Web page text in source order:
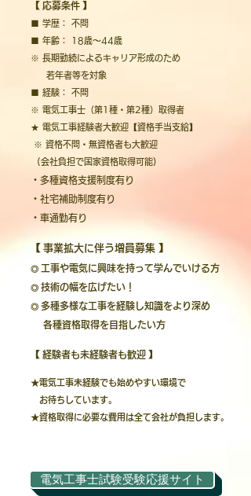
【 応募条件 】
■ 学歴： 不問
■ 年齢： 18歳〜44歳
※ 長期勤続によるキャリア形成のため
若年者等を対象
■ 経験： 不問
※ 電気工事士（第1種・第2種）取得者
★ 電気工事経験者大歓迎【資格手当支給】
※ 資格不問・無資格者も大歓迎
(会社負担で国家資格取得可能)
・多種資格支援制度有り
・社宅補助制度有り
・車通勤有り
【 事業拡大に伴う増員募集 】
◎ 工事や電気に興味を持って学んでいける方
◎ 技術の幅を広げたい！
◎ 多種多様な工事を経験し知識をより深め
各種資格取得を目指したい方
【 経験者も未経験者も歓迎 】
★電気工事未経験でも始めやすい環境で
お待ちしています。
★資格取得に必要な費用は全て会社が負担します。
電気工事士試験受験応援サイト